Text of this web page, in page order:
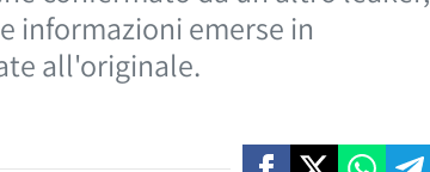
informazioni emerse in
all'originale.